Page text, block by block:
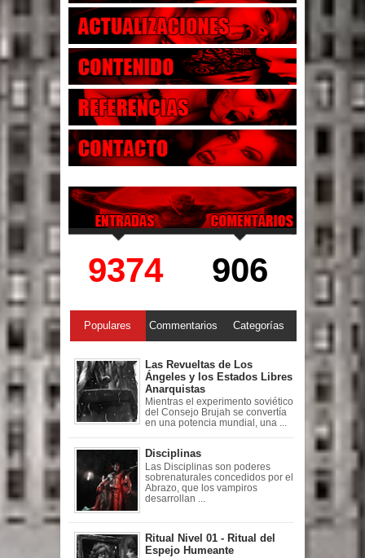
9374 906
Populares Commentarios Categorías
Las Revueltas de Los
Ángeles y los Estados Libres
Anarquistas
Mientras el experimento soviético
del Consejo Brujah se convertía
en una potencia mundial, una ...
Disciplinas
Las Disciplinas son poderes
sobrenaturales concedidos por el
Abrazo, que los vampiros
desarrollan ...
Ritual Nivel 01 - Ritual del
Espejo Humeante